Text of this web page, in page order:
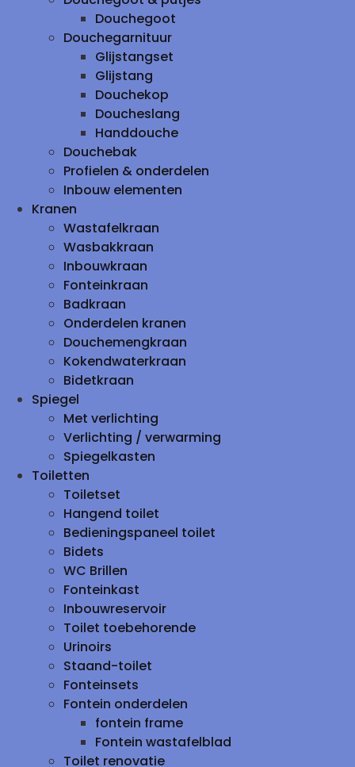
Douchegoot
Douchegarnituur
Glijstangset
Glijstang
Douchekop
Doucheslang
Handdouche
Douchebak
Profielen & onderdelen
Inbouw elementen
Kranen
Wastafelkraan
Wasbakkraan
Inbouwkraan
Fonteinkraan
Badkraan
Onderdelen kranen
Douchemengkraan
Kokendwaterkraan
Bidetkraan
Spiegel
Met verlichting
Verlichting / verwarming
Spiegelkasten
Toiletten
Toiletset
Hangend toilet
Bedieningspaneel toilet
Bidets
WC Brillen
Fonteinkast
Inbouwreservoir
Toilet toebehorende
Urinoirs
Staand-toilet
Fonteinsets
Fontein onderdelen
fontein frame
Fontein wastafelblad
Toilet renovatie